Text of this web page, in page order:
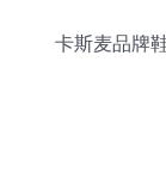
卡斯麦品牌